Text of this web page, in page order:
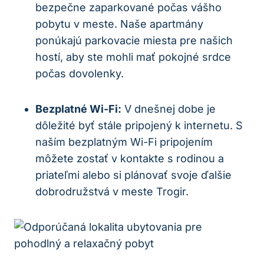
bezpečne zaparkované počas vášho
pobytu v meste. Naše apartmány
ponúkajú parkovacie miesta pre našich
hostí, aby ste mohli mať pokojné srdce
počas dovolenky.
Bezplatné Wi-Fi: V dnešnej dobe je
dôležité byť stále pripojený k internetu. S
naším bezplatným Wi-Fi pripojením
môžete zostať v kontakte s rodinou a
priateľmi alebo si plánovať svoje ďalšie
dobrodružstvá v meste Trogir.